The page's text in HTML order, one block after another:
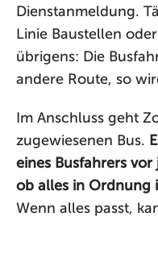
Dienstanmeldung.
Linie Baustellen
übrigens: Die
andere Route, so
Im Anschluss geht
zugewiesenen Bus.
eines Busfahrers
ob alles in Ordnung
Wenn alles passt,